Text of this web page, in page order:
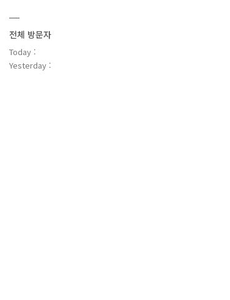
전체 방문자
Today :
Yesterday :